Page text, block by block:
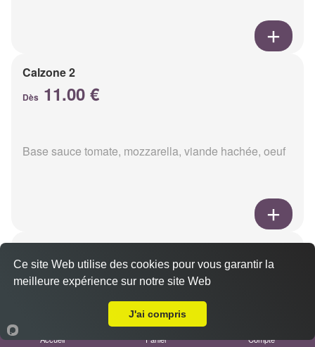
Calzone 2
Dès 11.00 €
Base sauce tomate, mozzarella, viande hachée, oeuf
Dès 11.00 €
Base sauce tomate, mozzarella, oeuf, poulet,
Accueil Panier Compte
Ce site Web utilise des cookies pour vous garantir la
meilleure expérience sur notre site Web
J'ai compris